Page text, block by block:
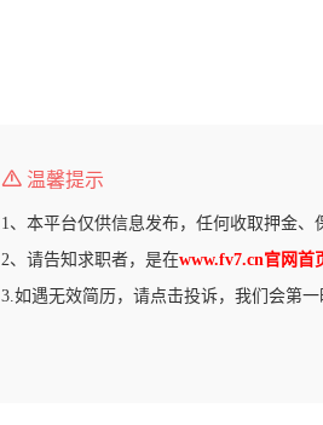
温馨提示
1、本平台仅供信息发布，任何收取押金、
2、请告知求职者，是在www.fv7.cn官网首
3.如遇无效简历，请点击投诉，我们会第一